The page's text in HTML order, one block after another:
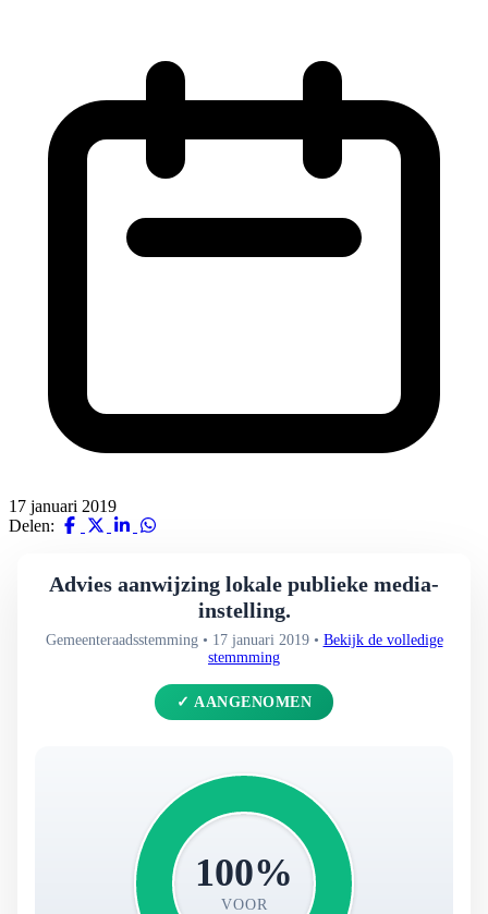
17 januari 2019
Delen:
Advies aanwijzing lokale publieke media-
instelling.
Gemeenteraadsstemming • 17 januari 2019 • Bekijk de volledige
stemmming
✓ AANGENOMEN
100%
VOOR